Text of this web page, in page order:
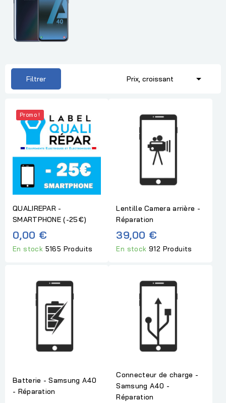
Filtrer Prix, croissant 
Promo !
QUALIREPAR -
SMARTPHONE (-25€)
0,00 €
En stock 5165 Produits
Lentille Camera arrière -
Réparation
39,00 €
En stock912 Produits
Batterie - Samsung A40
- Réparation
Connecteur de charge -
Samsung A40 -
Réparation